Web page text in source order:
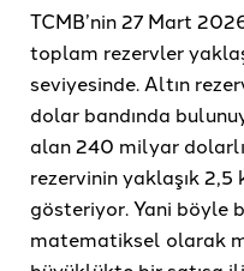
TCMB’nin 27 Mart
toplam rezervler
seviyesinde. Altın
dolar bandında
alan 240 milyar
rezervinin yaklaşık 2,5
gösteriyor. Yani böyle
matematiksel olarak